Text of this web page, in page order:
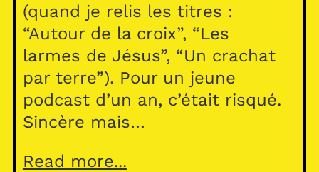
(quand je relis les titres :
“Autour de la croix”, “Les
larmes de Jésus”, “Un crachat
par terre”). Pour un jeune
podcast d’un an, c’était risqué.
Sincère mais…
Read more...